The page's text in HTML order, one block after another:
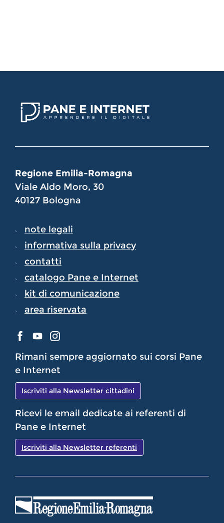
Regione Emilia-Romagna
Viale Aldo Moro, 30
40127 Bologna
note legali
informativa sulla privacy
contatti
catalogo Pane e Internet
kit di comunicazione
area riservata
Rimani sempre aggiornato sui corsi Pane
e Internet
Iscriviti alla Newsletter cittadini
Ricevi le email dedicate ai referenti di
Pane e Internet
Iscriviti alla Newsletter referenti